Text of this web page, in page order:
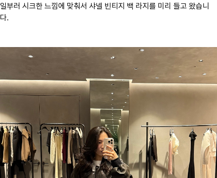
일부러 시크한 느낌에 맞춰서 샤넬 빈티지 백 라지를 미리 들고 왔습니
다.